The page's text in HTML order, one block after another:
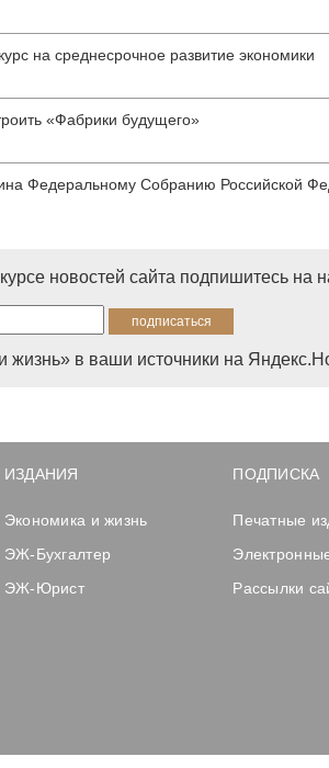
на среднесрочное развитие экономики
«Фабрики будущего»
Федеральному Собранию Российской
новостей сайта подпишитесь на
жизнь» в ваши источники на
ИЗДАНИЯ
Экономика и жизнь
ЭЖ-Бухгалтер
ЭЖ-Юрист
ПОДПИСКА
Печатные
Рассылки